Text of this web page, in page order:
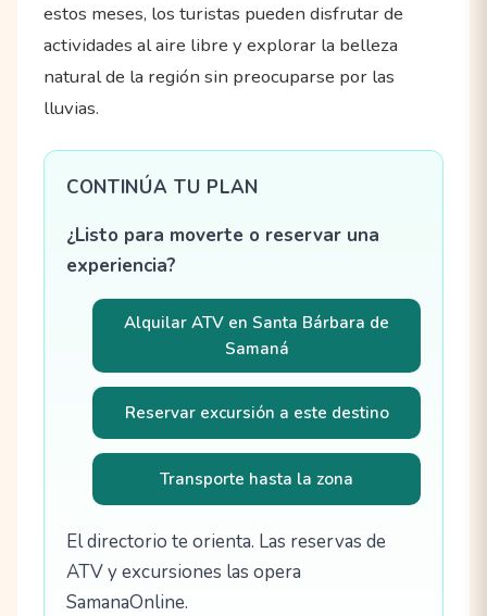
estos meses, los turistas pueden disfrutar de
actividades al aire libre y explorar la belleza
natural de la región sin preocuparse por las
lluvias.
CONTINÚA TU PLAN
¿Listo para moverte o reservar una
experiencia?
Alquilar ATV en Santa Bárbara de
Samaná
Reservar excursión a este destino
Transporte hasta la zona
El directorio te orienta. Las reservas de
ATV y excursiones las opera
SamanaOnline.